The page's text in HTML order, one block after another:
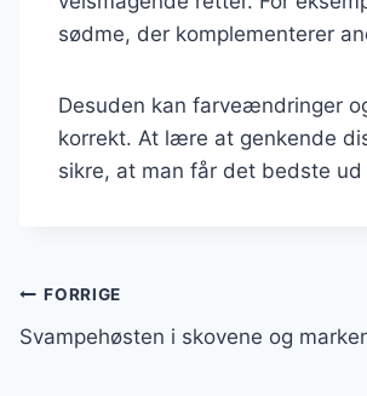
sødme, der komplementerer
Desuden kan farveændringer
korrekt. At lære at genkende
sikre, at man får det bedste
Indlægsnavigation
FORRIGE
Svampehøsten i skovene og